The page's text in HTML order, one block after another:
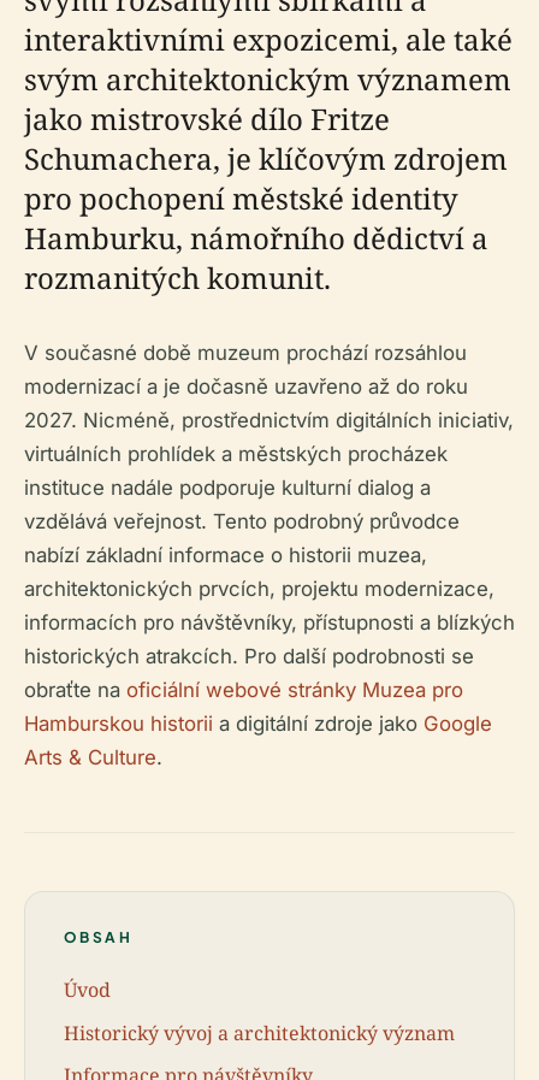
interaktivními expozicemi, ale také
svým architektonickým významem
jako mistrovské dílo Fritze
Schumachera, je klíčovým zdrojem
pro pochopení městské identity
Hamburku, námořního dědictví a
rozmanitých komunit.
V současné době muzeum prochází rozsáhlou
modernizací a je dočasně uzavřeno až do roku
2027. Nicméně, prostřednictvím digitálních iniciativ,
virtuálních prohlídek a městských procházek
instituce nadále podporuje kulturní dialog a
vzdělává veřejnost. Tento podrobný průvodce
nabízí základní informace o historii muzea,
architektonických prvcích, projektu modernizace,
informacích pro návštěvníky, přístupnosti a blízkých
historických atrakcích. Pro další podrobnosti se
obraťte na oficiální webové stránky Muzea pro
Hamburskou historii a digitální zdroje jako Google
Arts & Culture.
OBSAH
Úvod
Historický vývoj a architektonický význam